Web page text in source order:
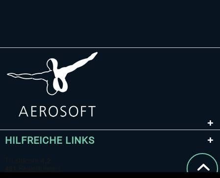
HILFREICHE LINKS